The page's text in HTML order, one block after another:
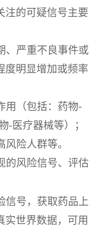
注的可疑信号主要
、严重不良事件或
度明显增加或频率
用（包括：药物-
-医疗器械等）；
险人群等。
的风险信号、评估
信号，获取药品上
实世界数据，可用